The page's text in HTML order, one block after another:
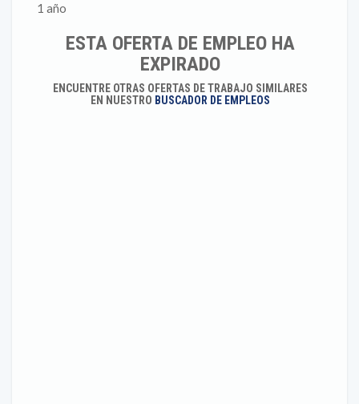
1 año
ESTA OFERTA DE EMPLEO HA
EXPIRADO
ENCUENTRE OTRAS OFERTAS DE TRABAJO SIMILARES
EN NUESTRO BUSCADOR DE EMPLEOS